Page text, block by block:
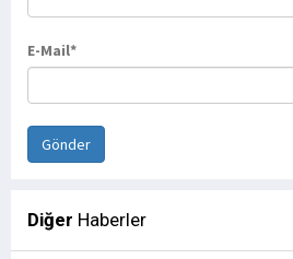
E-Mail*
Diğer Haberler